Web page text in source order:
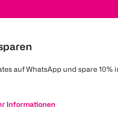
auf WhatsApp und spare 10%
Informationen